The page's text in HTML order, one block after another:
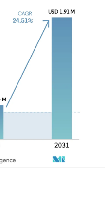
Imagem © Mordor Intelligence. O